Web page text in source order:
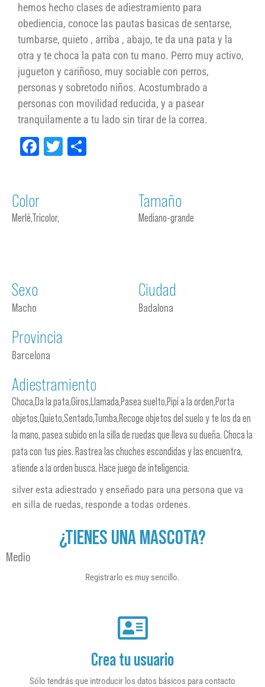
hemos hecho clases de adiestramiento para
obediencia, conoce las pautas basicas de sentarse,
tumbarse, quieto , arriba , abajo, te da una pata y la
otra y te choca la pata con tu mano. Perro muy activo,
jugueton y cariñoso, muy sociable con perros,
personas y sobretodo niños. Acostumbrado a
personas con movilidad reducida, y a pasear
tranquilamente a tu lado sin tirar de la correa.
Facebook
Twitter
Color
Merlé,Tricolor,
Tamaño
Mediano-grande
Sexo
Macho
Ciudad
Badalona
Provincia
Barcelona
Adiestramiento
Choca,Da la pata,Giros,Llamada,Pasea suelto,Pipí a la orden,Porta
objetos,Quieto,Sentado,Tumba,Recoge objetos del suelo y te los da en
la mano, pasea subido en la silla de ruedas que lleva su dueña. Choca la
pata con tus pies. Rastrea las chuches escondidas y las encuentra,
atiende a la orden busca. Hace juego de inteligencia.
silver esta adiestrado y enseñado para una persona que va
en silla de ruedas, responde a todas ordenes.
¿TIENES UNA MASCOTA?
Medio
Registrarlo es muy sencillo.
Crea tu usuario
Sólo tendrás que introducir los datos básicos para contacto